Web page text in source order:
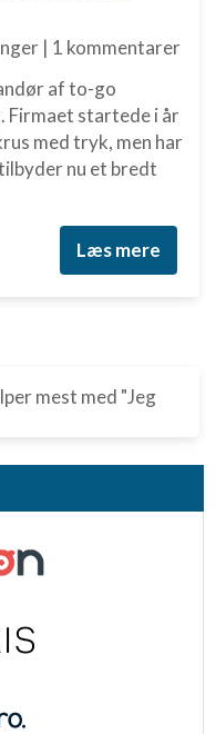
| 1 kommentarer
af to-go
Firmaet startede i år
med tryk, men har
nu et bredt
Læs mere
mest med "Jeg